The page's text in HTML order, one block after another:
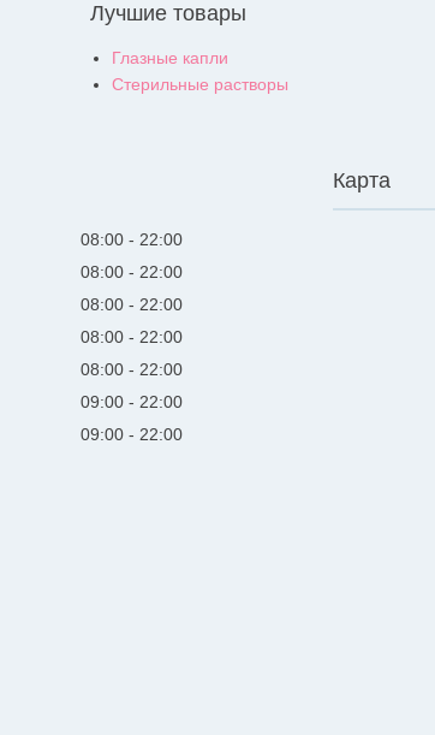
Лучшие товары
Глазные капли
Стерильные растворы
08:00
22:00
08:00
22:00
08:00
22:00
08:00
22:00
08:00
22:00
09:00
22:00
09:00 22:00
Карта